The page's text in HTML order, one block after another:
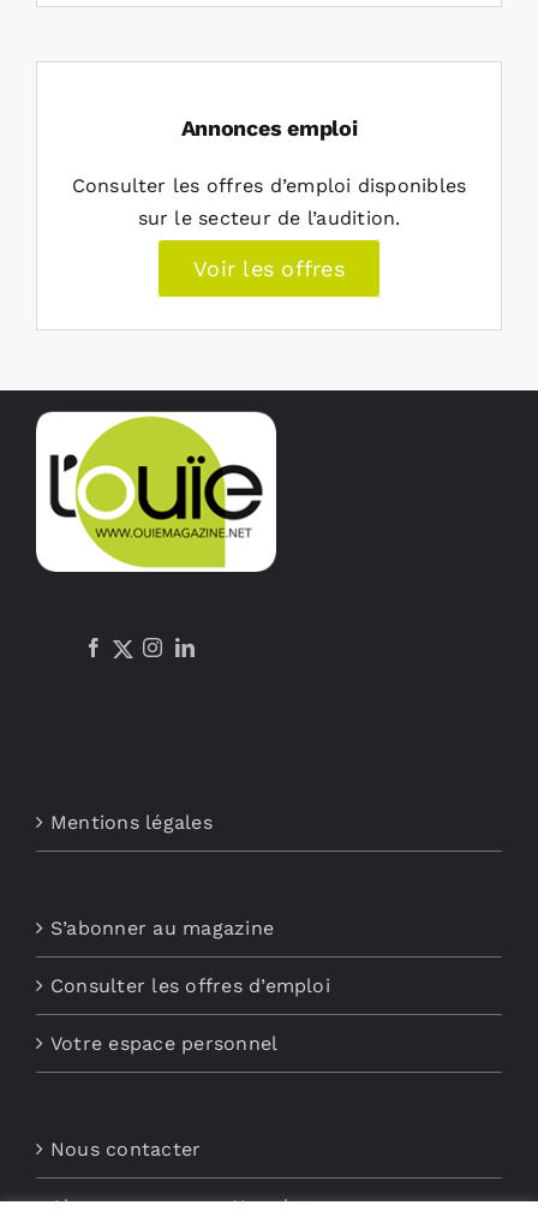
Annonces emploi
Consulter les offres d’emploi disponibles
sur le secteur de l’audition.
Voir les offres
Mentions légales
S’abonner au magazine
Consulter les offres d’emploi
Votre espace personnel
Nous contacter
Abonnements aux Newsletters